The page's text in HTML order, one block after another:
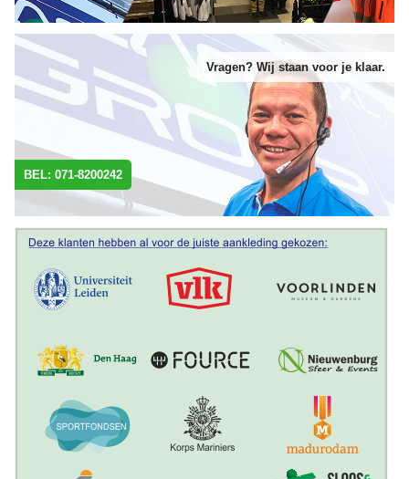
Vragen? Wij staan voor je klaar.
BEL: 071-8200242